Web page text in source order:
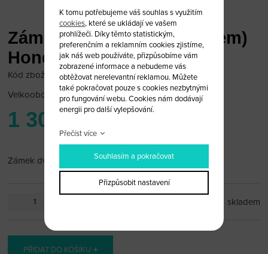
Zámek dveří levý (s kabelem)
Honda CIVIC 08<
Kód zboží: honda_zam_L09A
Velkoobchodní cena:po přihlášení
1 300 Kč
Zámek dveří levý (s kabelem) Honda CIVIC 08<
skladem
PŘIDAT DO KOŠÍKU
K tomu potřebujeme váš souhlas s využitím
cookies, které se ukládají ve vašem
prohlížeči. Díky těmto statistickým,
preferenčním a reklamním cookies zjistíme,
jak náš web používáte, přizpůsobíme vám
zobrazené informace a nebudeme vás
obtěžovat nerelevantní reklamou. Můžete
také pokračovat pouze s cookies nezbytnými
pro fungování webu. Cookies nám dodávají
energii pro další vylepšování.
Přečíst více
Souhlasím a pokračovat
Přizpůsobit nastavení